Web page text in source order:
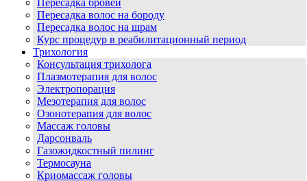
Пересадка бровей
Пересадка волос на бороду
Пересадка волос на шрам
Курс процедур в реабилитационный период
Трихология
Консультация трихолога
Плазмотерапия для волос
Электропорация
Мезотерапия для волос
Озонотерапия для волос
Массаж головы
Дарсонваль
Газожидкостный пилинг
Термосауна
Криомассаж головы